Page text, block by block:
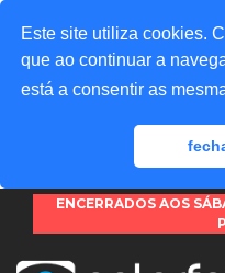
Este site utiliza cookies.
que ao continuar a
está a consentir as
ENCERRADOS AOS